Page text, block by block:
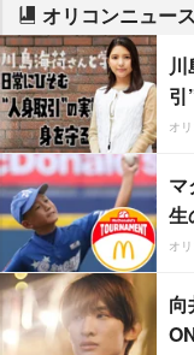
オリコンニュー
引
オ
マ
生
オ
向